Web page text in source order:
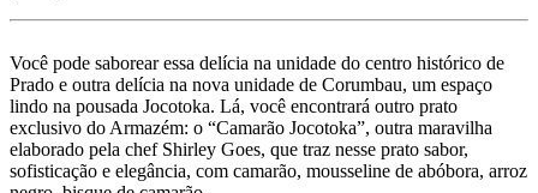
Você pode saborear essa delícia na unidade do centro histórico de
Prado e outra delícia na nova unidade de Corumbau, um espaço
lindo na pousada Jocotoka. Lá, você encontrará outro prato
exclusivo do Armazém: o “Camarão Jocotoka”, outra maravilha
elaborado pela chef Shirley Goes, que traz nesse prato sabor,
sofisticação e elegância, com camarão, mousseline de abóbora, arroz